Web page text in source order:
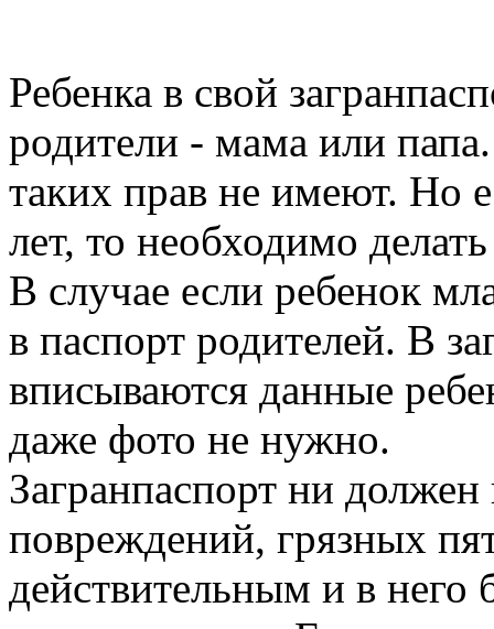
Ребенка в свой
родители - мама или
таких прав не имеют. Но
лет, то необходимо
В случае если ребенок
в паспорт родителей. В
вписываются данные
даже фото не нужно.
Загранпаспорт ни
повреждений, грязных
действительным и в